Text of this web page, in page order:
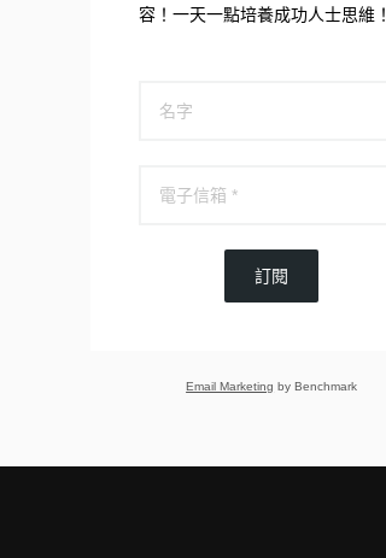
容！一天一點培養成功人士思維！
訂閱
Email Marketing by Benchmark